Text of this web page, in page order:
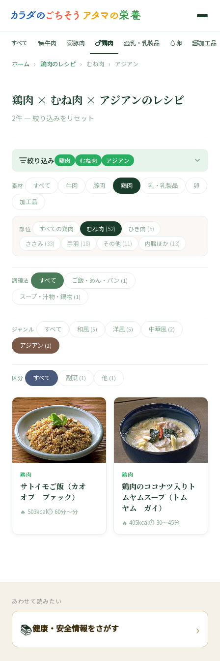
📚
🐄
🐷
🍗
すべて 🐄牛肉 🐷豚肉 🍗鶏肉 🧀乳・乳製品 🥚卵 🥓加工品
ホーム › 鶏肉のレシピ › むね肉 › アジアン
鶏肉 × むね肉 × アジアンのレシピ
2件 — 絞り込みをリセット
絞り込み 鶏肉 むね肉 アジアン
素材 すべて 牛肉 豚肉 鶏肉 乳・乳製品
卵
加工品
部位 すべての鶏肉 むね肉 (52) ひき肉 (5)
ささみ (33) 手羽 (18) その他 (11) 内臓ほか (13)
調理法 すべて ご飯・めん・パン (1)
スープ・汁物・鍋物 (1)
ジャンル すべて 和風 (5) 洋風 (5) 中華風 (2)
アジアン (2)
区分 すべて 副菜 (1) 他 (1)
鶏肉
サトイモご飯（カオ
オプ プァック）
🔥 503kcal⏱ 60分〜分
鶏肉
鶏肉のココナツ入りト
ムヤムスープ（トム
ヤム ガイ）
🔥 405kcal⏱ 30〜45分
あわせて読みたい
📚健康・安全情報をさがす ›